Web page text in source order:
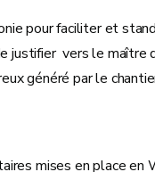
pour faciliter et
vers le maître
généré par le
mises en place en